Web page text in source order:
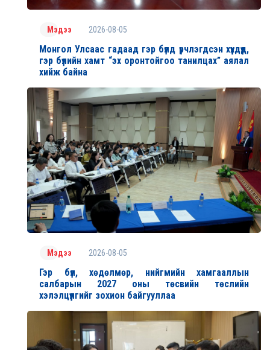
Мэдээ 2026-08-05
Монгол Улсаас гадаад гэр бүлд үрчлэгдсэн хүүхдүүд,
гэр бүлийн хамт “эх оронтойгоо танилцах” аялал
хийж байна
Мэдээ 2026-08-05
Гэр бүл, хөдөлмөр, нийгмийн хамгааллын
салбарын 2027 оны төсвийн төслийн
хэлэлцүүлгийг зохион байгууллаа